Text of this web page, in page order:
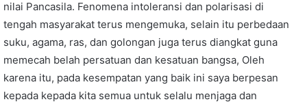
nilai Pancasila. Fenomena intoleransi dan polarisasi di
tengah masyarakat terus mengemuka, selain itu perbedaan
suku, agama, ras, dan golongan juga terus diangkat guna
memecah belah persatuan dan kesatuan bangsa, Oleh
karena itu, pada kesempatan yang baik ini saya berpesan
kepada kepada kita semua untuk selalu menjaga dan